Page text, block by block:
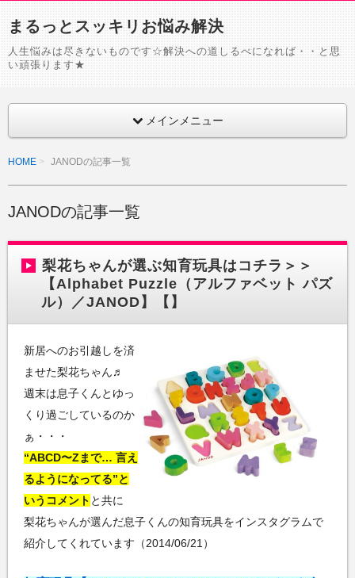
まるっとスッキリお悩み解決
人生悩みは尽きないものです☆解決への道しるべになれば・・と思
い頑張ります★
メインメニュー
HOME JANODの記事一覧
JANODの記事一覧
梨花ちゃんが選ぶ知育玩具はコチラ＞＞
【Alphabet Puzzle（アルファベット パズ
ル）／JANOD】【】
新居へのお引越しを済
ませた梨花ちゃん♬
週末は息子くんとゆっ
くり過ごしているのか
ぁ・・・
ABCD〜Zまで… 言え
るようになってる
と
いうコメント と共に
梨花ちゃんが選んだ息子くんの知育玩具をインスタグラムで
紹介してくれています（2014/06/21）